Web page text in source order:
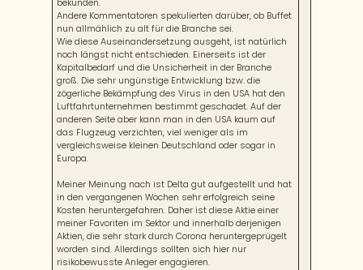
bekunden.
Andere Kommentatoren spekulierten darüber, ob Buffet
nun allmählich zu alt für die Branche sei.
Wie diese Auseinandersetzung ausgeht, ist natürlich
noch längst nicht entschieden. Einerseits ist der
Kapitalbedarf und die Unsicherheit in der Branche
groß. Die sehr ungünstige Entwicklung bzw. die
zögerliche Bekämpfung des Virus in den USA hat den
Luftfahrtunternehmen bestimmt geschadet. Auf der
anderen Seite aber kann man in den USA kaum auf
das Flugzeug verzichten, viel weniger als im
vergleichsweise kleinen Deutschland oder sogar in
Europa.
Meiner Meinung nach ist Delta gut aufgestellt und hat
in den vergangenen Wochen sehr erfolgreich seine
Kosten heruntergefahren. Daher ist diese Aktie einer
meiner Favoriten im Sektor und innerhalb derjenigen
Aktien, die sehr stark durch Corona heruntergeprügelt
worden sind. Allerdings sollten sich hier nur
risikobewusste Anleger engagieren.